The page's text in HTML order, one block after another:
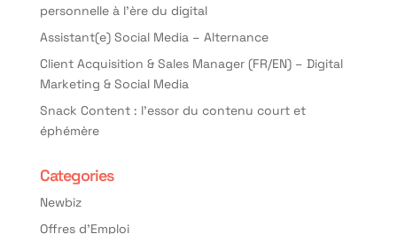
personnelle à l’ère du digital
Assistant(e) Social Media – Alternance
Client Acquisition & Sales Manager (FR/EN) – Digital
Marketing & Social Media
Snack Content : l’essor du contenu court et
éphémère
Categories
Newbiz
Offres d'Emploi